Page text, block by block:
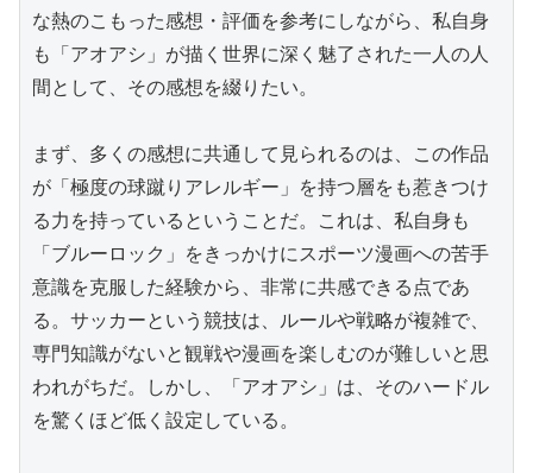
な熱のこもった感想・評価を参考にしながら、私自身
も「アオアシ」が描く世界に深く魅了された一人の人
間として、その感想を綴りたい。
まず、多くの感想に共通して見られるのは、この作品
が「極度の球蹴りアレルギー」を持つ層をも惹きつけ
る力を持っているということだ。これは、私自身も
「ブルーロック」をきっかけにスポーツ漫画への苦手
意識を克服した経験から、非常に共感できる点であ
る。サッカーという競技は、ルールや戦略が複雑で、
専門知識がないと観戦や漫画を楽しむのが難しいと思
われがちだ。しかし、「アオアシ」は、そのハードル
を驚くほど低く設定している。